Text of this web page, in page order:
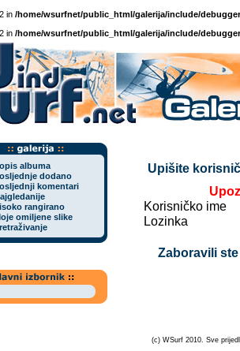
in /home/wsurfnet/public_html/galerija/include/
in /home/wsurfnet/public_html/galerija/include/
albuma
dodano
komentari
rangirano
omiljene slike
Upišite
Korisničko ime
Lozinka
Zaboravili
(c) WSurf 2010. Sve